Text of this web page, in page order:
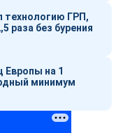
технологию ГРП,
раза без бурения
Европы на 1
минимум